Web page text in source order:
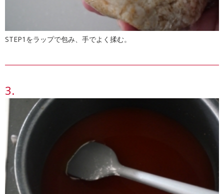
STEP1をラップで包み、手でよく揉む。